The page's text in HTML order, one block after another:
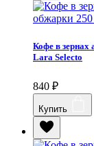
Кофе в зернах
Lara Selecto
840 ₽
Купить